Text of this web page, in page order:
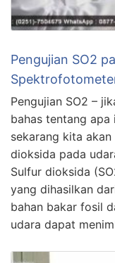
Pengujian SO2
Pengujian SO2 –
bahas tentang
sekarang kita
dioksida pada
Sulfur dioksida
yang dihasilkan
bahan bakar fosil
udara dapat